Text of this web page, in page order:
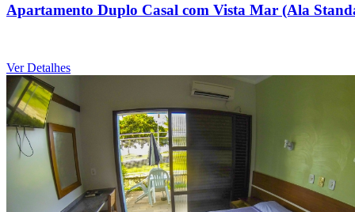
Apartamento Duplo Casal com Vista Mar (Ala
Ver Detalhes